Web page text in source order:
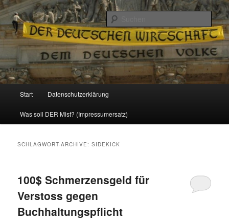
Reizzentrum
Politik, Wirtschaft, Soziales und Gesellschaft
Zum
Inhalt
Zum
sekundären
Start Datenschutzerklärung
Was soll DER Mist? (Impressumersatz)
SCHLAGWORT-ARCHIVE:SIDEKICK
100$ Schmerzensgeld für
Verstoss gegen
Buchhaltungspflicht